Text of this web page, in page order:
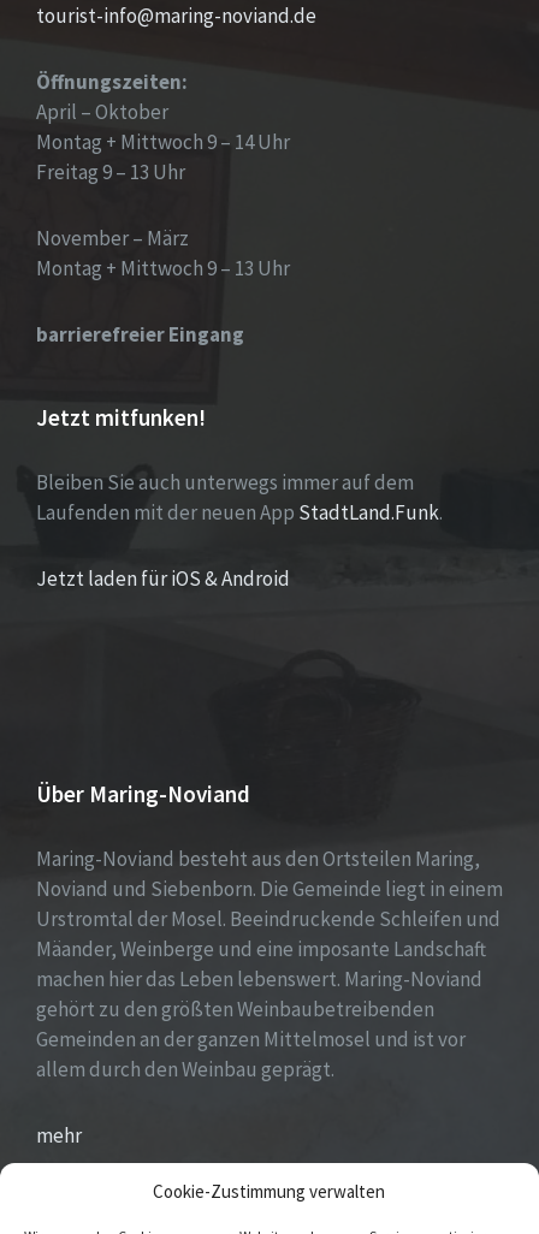
Cookie-Zustimmung verwalten
tourist-info@maring-noviand.de
Öffnungszeiten:
April – Oktober
Montag + Mittwoch 9 – 14 Uhr
Freitag 9 – 13 Uhr
November – März
Montag + Mittwoch 9 – 13 Uhr
barrierefreier Eingang
Jetzt mitfunken!
Bleiben Sie auch unterwegs immer auf dem
Laufenden mit der neuen App StadtLand.Funk.
Jetzt laden für iOS & Android
Über Maring-Noviand
Maring-Noviand besteht aus den Ortsteilen Maring,
Noviand und Siebenborn. Die Gemeinde liegt in einem
Urstromtal der Mosel. Beeindruckende Schleifen und
Mäander, Weinberge und eine imposante Landschaft
machen hier das Leben lebenswert. Maring-Noviand
gehört zu den größten Weinbaubetreibenden
Gemeinden an der ganzen Mittelmosel und ist vor
allem durch den Weinbau geprägt.
mehr